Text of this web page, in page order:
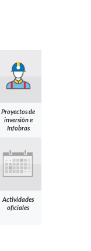
Proyectos de
inversión e
Infobras
Actividades
oficiales